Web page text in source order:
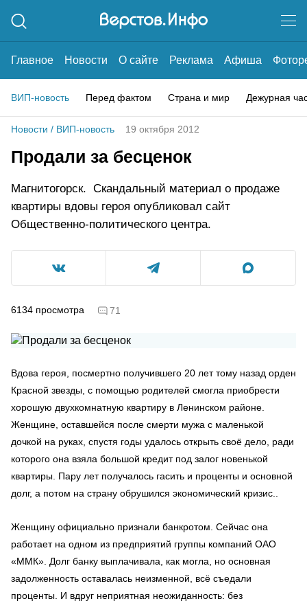
Главное Новости О сайте Реклама Афиша
ВИП-новость Перед фактом Страна и мир Дежурная
Новости / ВИП-новость 19 октября 2012
Продали за бесценок
Магнитогорск. Скандальный материал о продаже
квартиры вдовы героя опубликовал сайт
Общественно-политического центра.
6134 просмотра 71
Вдова героя, посмертно получившего 20 лет тому назад орден
Красной звезды, с помощью родителей смогла приобрести
хорошую двухкомнатную квартиру в Ленинском районе.
Женщине, оставшейся после смерти мужа с маленькой
дочкой на руках, спустя годы удалось открыть своё дело, ради
которого она взяла большой кредит под залог новенькой
квартиры. Пару лет получалось гасить и проценты и основной
долг, а потом на страну обрушился экономический кризис..
Женщину официально признали банкротом. Сейчас она
работает на одном из предприятий группы компаний ОАО
«ММК». Долг банку выплачивала, как могла, но основная
задолженность оставалась неизменной, всё съедали
проценты. И вдруг неприятная неожиданность: без